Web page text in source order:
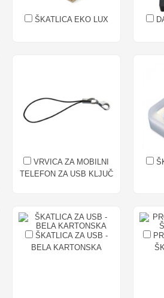
ŠKATLICA EKO LUX
VRVICA ZA MOBILNI
TELEFON ZA USB KLJUČ
ŠKATLICA ZA USB -
BELA KARTONSKA